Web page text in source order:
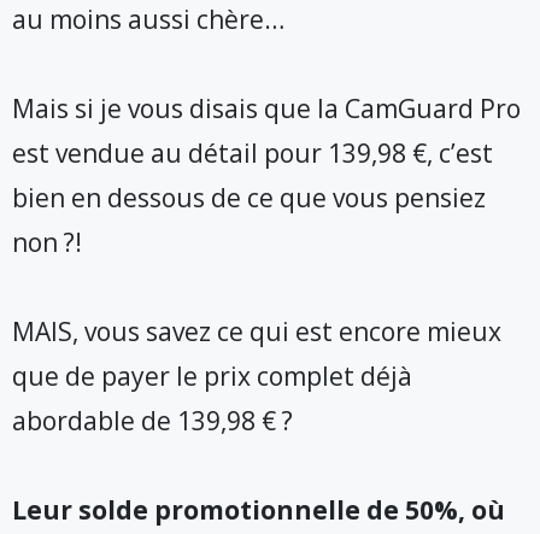
au moins aussi chère…
Mais si je vous disais que la CamGuard Pro
est vendue au détail pour 139,98 €, c’est
bien en dessous de ce que vous pensiez
non ?!
MAIS, vous savez ce qui est encore mieux
que de payer le prix complet déjà
abordable de 139,98 € ?
Leur solde promotionnelle de 50%, où